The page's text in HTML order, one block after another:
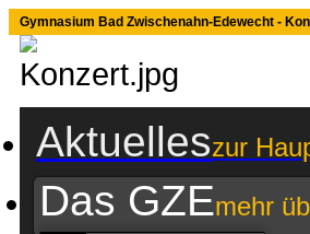
Gymnasium Bad Zwischenahn-Edewecht -
Aktuelleszur
Das GZEmehr